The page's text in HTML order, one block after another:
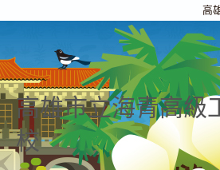
高
高雄市立海青高級
校